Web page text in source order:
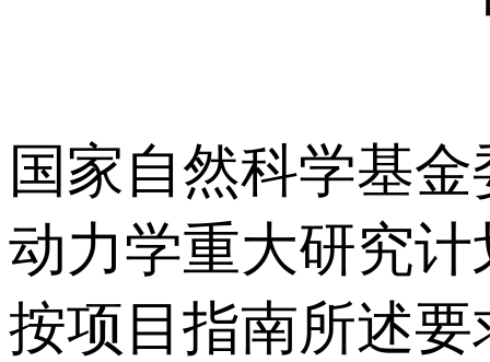
国家自然科学基
动力学重大研究
按项目指南所述